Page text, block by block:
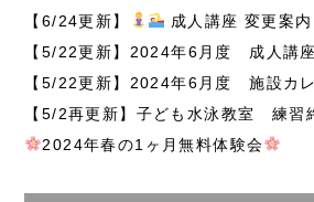
【6/24更新】
成人講座 変更案内
【5/22更新】2024年6月度 成人講
【5/22更新】2024年6月度 施設カ
【5/2再更新】子ども水泳教室 練習
2024年春の1ヶ月無料体験会